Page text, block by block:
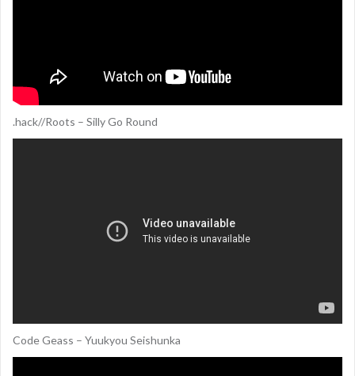
.hack//Roots – Silly Go Round
Code Geass – Yuukyou Seishunka